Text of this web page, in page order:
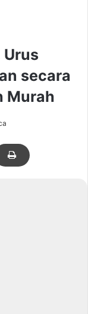
Urus
secara
Murah